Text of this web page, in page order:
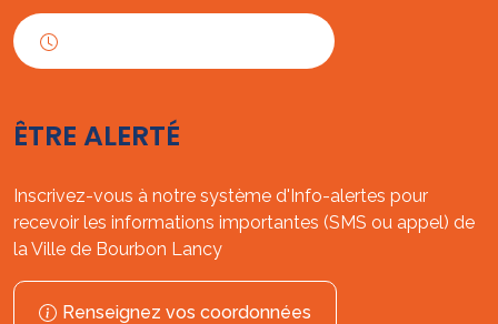
ÊTRE ALERTÉ
Inscrivez-vous à notre système d'Info-alertes pour
recevoir les informations importantes (SMS ou appel) de
la Ville de Bourbon Lancy
Renseignez vos coordonnées